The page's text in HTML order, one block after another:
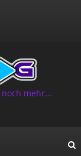
noch mehr…